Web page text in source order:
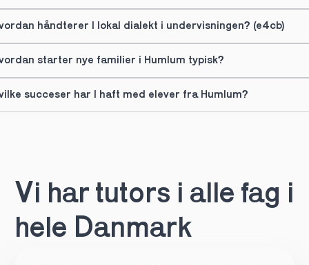
håndterer I lokal dialekt i undervisningen? (e4cb)
starter nye familier i Humlum typisk?
succeser har I haft med elever fra Humlum?
Vi har tutors i alle fag i
hele Danmark